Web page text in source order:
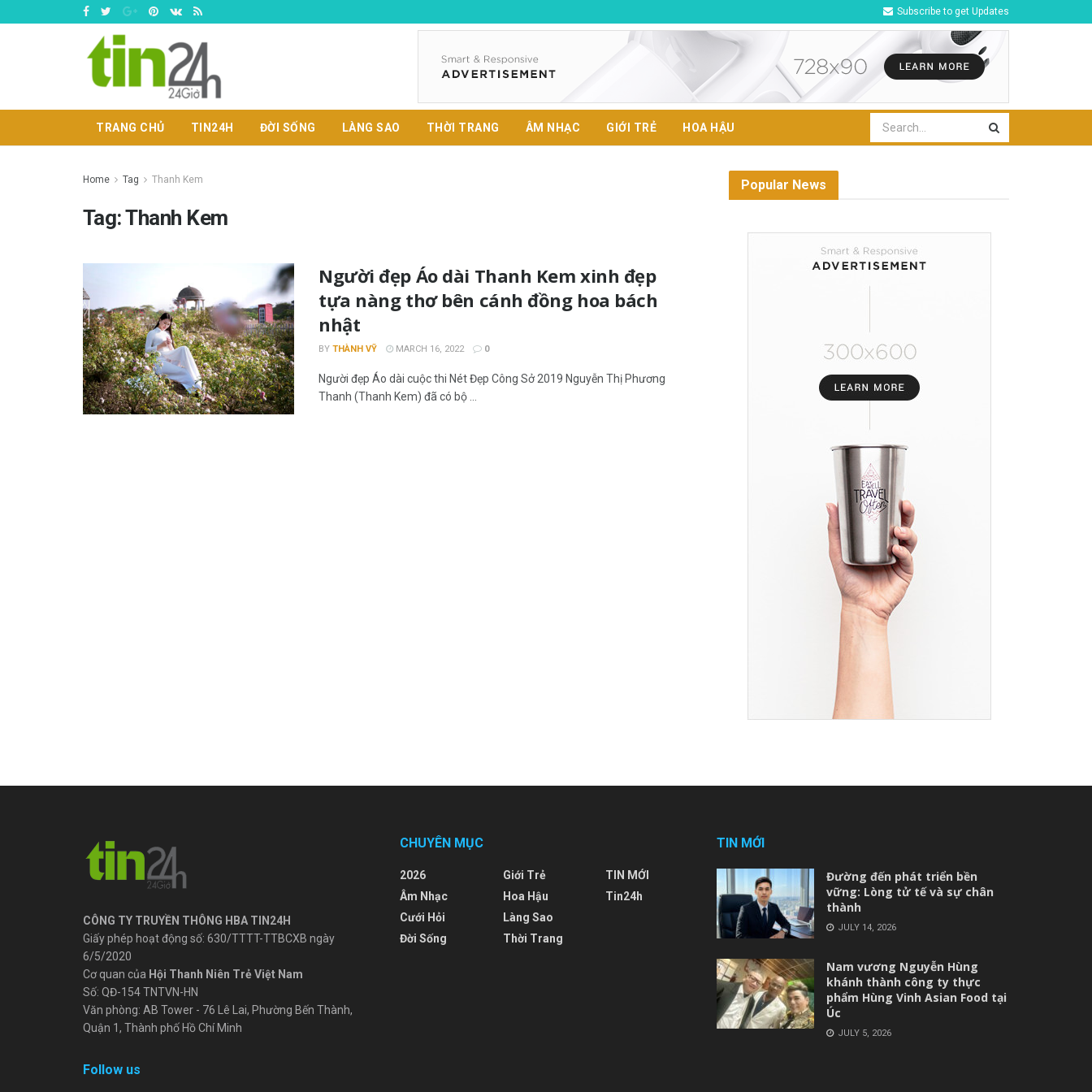
Subscribe to get Updates
TRANG CHỦ TIN24H ĐỜI SỐNG LÀNG SAO THỜI TRANG ÂM NHẠC GIỚI TRẺ HOA HẬU
Home Tag Thanh Kem
Tag:Thanh Kem
Người đẹp Áo dài Thanh Kem xinh đẹp
tựa nàng thơ bên cánh đồng hoa bách
nhật
BY THÀNH VỸ MARCH 16, 2022 0
Người đẹp Áo dài cuộc thi Nét Đẹp Công Sở 2019 Nguyễn Thị Phương
Thanh (Thanh Kem) đã có bộ ...
Popular News
CÔNG TY TRUYỀN THÔNG HBA TIN24H
Giấy phép hoạt động số: 630/TTTT-TTBCXB ngày
6/5/2020
Cơ quan của Hội Thanh Niên Trẻ Việt Nam
Số: QĐ-154 TNTVN-HN
Văn phòng: AB Tower - 76 Lê Lai, Phường Bến Thành,
Quận 1, Thành phố Hồ Chí Minh
Follow us
CHUYÊN MỤC
2026
Âm Nhạc
Cưới Hỏi
Đời Sống
Giới Trẻ
Hoa Hậu
Làng Sao
Thời Trang
TIN MỚI
Tin24h
TIN MỚI
Đường đến phát triển bền
vững: Lòng tử tế và sự chân
thành
JULY 14, 2026
Nam vương Nguyễn Hùng
khánh thành công ty thực
phẩm Hùng Vinh Asian Food tại
Úc
JULY 5, 2026